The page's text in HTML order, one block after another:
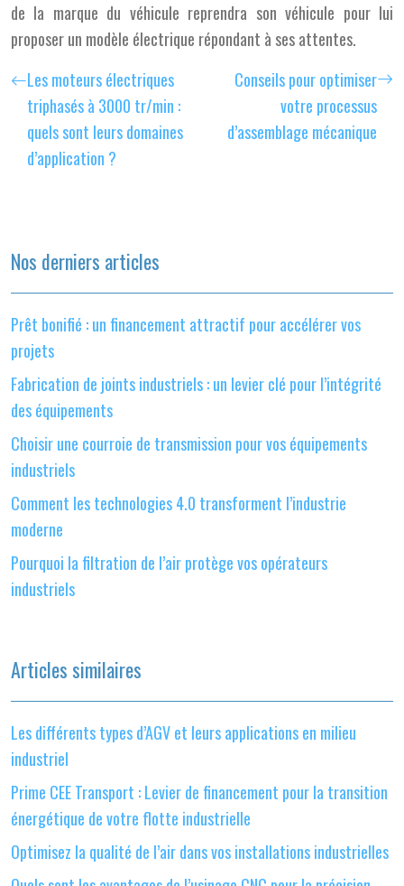
de la marque du véhicule reprendra son véhicule pour lui
proposer un modèle électrique répondant à ses attentes.
Les moteurs électriques
triphasés à 3000 tr/min :
quels sont leurs domaines
d’application ?
Conseils pour optimiser
votre processus
d’assemblage mécanique
Nos derniers articles
Prêt bonifié : un financement attractif pour accélérer vos
projets
Fabrication de joints industriels : un levier clé pour l’intégrité
des équipements
Choisir une courroie de transmission pour vos équipements
industriels
Comment les technologies 4.0 transforment l’industrie
moderne
Pourquoi la filtration de l’air protège vos opérateurs
industriels
Articles similaires
Les différents types d’AGV et leurs applications en milieu
industriel
Prime CEE Transport : Levier de financement pour la transition
énergétique de votre flotte industrielle
Optimisez la qualité de l’air dans vos installations industrielles